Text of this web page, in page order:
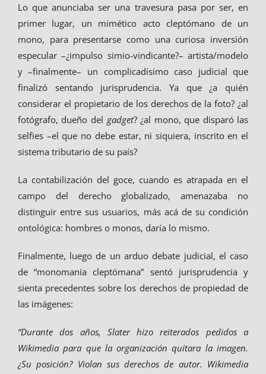
Lo que anunciaba ser una travesura pasa por ser, en
primer lugar, un mimético acto cleptómano de un
mono, para presentarse como una curiosa inversión
especular –¿impulso simio-vindicante?– artista/modelo
y –finalmente– un complicadísimo caso judicial que
finalizó sentando jurisprudencia. Ya que ¿a quién
considerar el propietario de los derechos de la foto? ¿al
fotógrafo, dueño del gadget? ¿al mono, que disparó las
selfies –el que no debe estar, ni siquiera, inscrito en el
sistema tributario de su país?
La contabilización del goce, cuando es atrapada en el
campo del derecho globalizado, amenazaba no
distinguir entre sus usuarios, más acá de su condición
ontológica: hombres o monos, daría lo mismo.
Finalmente, luego de un arduo debate judicial, el caso
de “monomanía cleptómana” sentó jurisprudencia y
sienta precedentes sobre los derechos de propiedad de
las imágenes:
“Durante dos años, Slater hizo reiterados pedidos a
Wikimedia para que la organización quitara la imagen.
¿Su posición? Violan sus derechos de autor. Wikimedia